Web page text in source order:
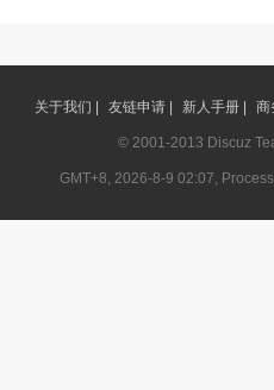
关于我们 | 友链申请 | 新人手册 | 商
© 2001-2013 Discuz
GMT+8, 2026-8-9 02:07,